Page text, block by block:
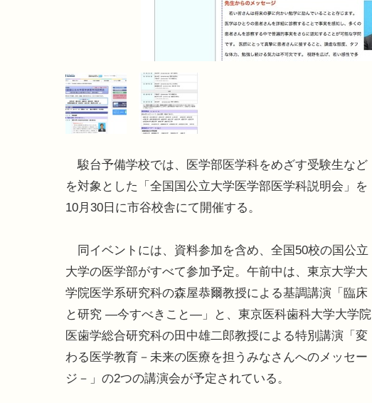
駿台予備学校では、医学部医学科をめざす受験生など
を対象とした「全国国公立大学医学部医学科説明会」を
10月30日に市谷校舎にて開催する。
同イベントには、資料参加を含め、全国50校の国公立
大学の医学部がすべて参加予定。午前中は、東京大学大
学院医学系研究科の森屋恭爾教授による基調講演「臨床
と研究 ―今すべきこと―」と、東京医科歯科大学大学院
医歯学総合研究科の田中雄二郎教授による特別講演「変
わる医学教育－未来の医療を担うみなさんへのメッセー
ジ－」の2つの講演会が予定されている。